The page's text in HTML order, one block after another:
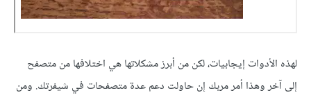
لهذه اﻷدوات إيجابيات، لكن من أبرز مشكلاتها هي اختلافها من متصفح
إلى آخر وهذا أمر مربك إن حاولت دعم عدة متصفحات في شيفرتك. ومن